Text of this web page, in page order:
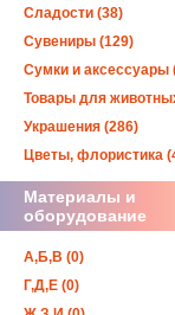
Сладости (38)
Сувениры (129)
Сумки и аксессуары
Товары для
Украшения (286)
Цветы, флористика
Материалы и
оборудование
А,Б,В (0)
Г,Д,Е (0)